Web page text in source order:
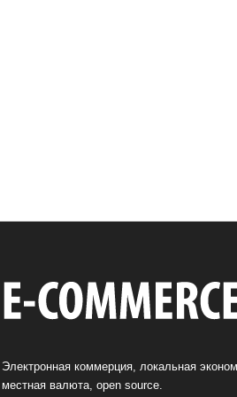
Электронная коммерция, локальная
местная валюта, open source.